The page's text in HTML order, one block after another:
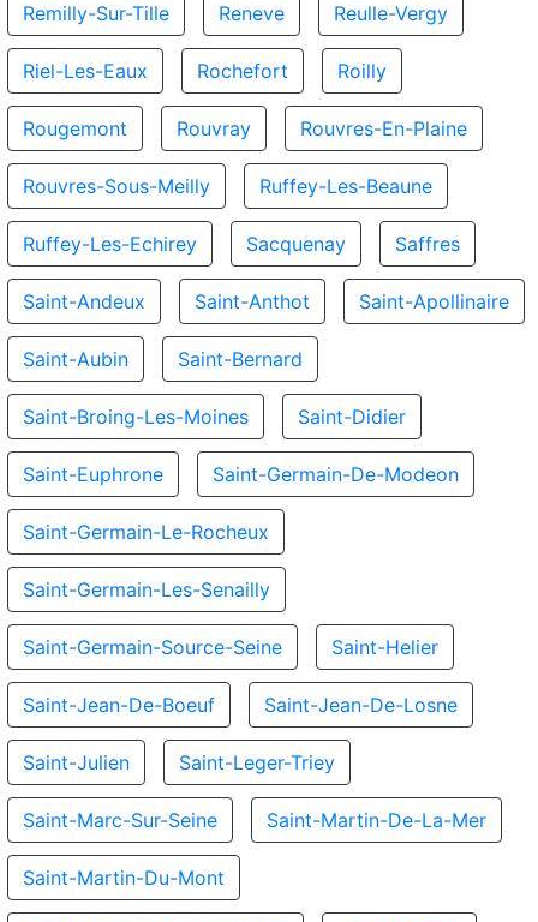
Remilly-Sur-Tille Reneve Reulle-Vergy
Riel-Les-Eaux Rochefort Roilly
Rougemont Rouvray Rouvres-En-Plaine
Rouvres-Sous-Meilly Ruffey-Les-Beaune
Ruffey-Les-Echirey Sacquenay Saffres
Saint-Andeux Saint-Anthot Saint-Apollinaire
Saint-Aubin Saint-Bernard
Saint-Broing-Les-Moines Saint-Didier
Saint-Euphrone Saint-Germain-De-Modeon
Saint-Germain-Le-Rocheux
Saint-Germain-Les-Senailly
Saint-Germain-Source-Seine Saint-Helier
Saint-Jean-De-Boeuf Saint-Jean-De-Losne
Saint-Julien Saint-Leger-Triey
Saint-Marc-Sur-Seine Saint-Martin-De-La-Mer
Saint-Martin-Du-Mont